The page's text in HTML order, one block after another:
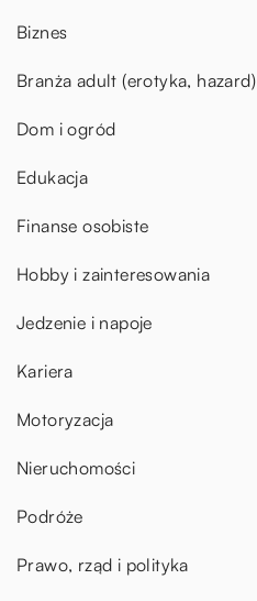
Biznes
Branża adult (erotyka, hazard)
Dom i ogród
Edukacja
Finanse osobiste
Hobby i zainteresowania
Jedzenie i napoje
Kariera
Motoryzacja
Nieruchomości
Podróże
Prawo, rząd i polityka